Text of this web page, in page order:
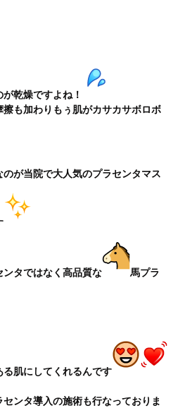
乾燥ですよね！
も加わりもぅ肌がカサカサボロボ
が当院で大人気のプラセンタマス
タではなく高品質な 馬プラ
肌にしてくれるんです
ンタ導入の施術も行なっておりま